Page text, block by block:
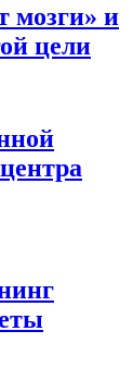
мозги» и
цели